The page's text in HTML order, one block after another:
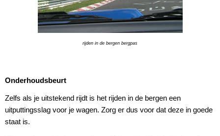
rijden in de bergen bergpas
Onderhoudsbeurt
Zelfs als je uitstekend rijdt is het rijden in de bergen een
uitputtingsslag voor je wagen. Zorg er dus voor dat deze in goede
staat is.